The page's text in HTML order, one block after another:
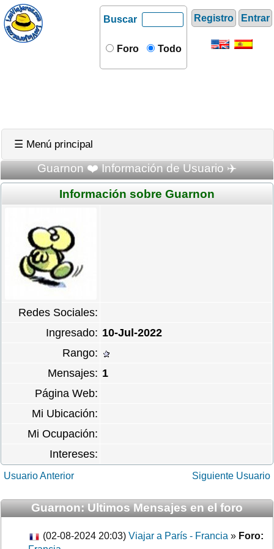
Registro Entrar
Buscar
Foro Todo
☰ Menú principal
Guarnon ❤️ Información de Usuario ✈️
Información sobre Guarnon
Redes Sociales:
Ingresado: 10-Jul-2022
Rango:
Mensajes: 1
Página Web:
Mi Ubicación:
Mi Ocupación:
Intereses:
Usuario Anterior Siguiente Usuario
Guarnon: Ultimos Mensajes en el foro
(02-08-2024 20:03) Viajar a París - Francia » Foro: